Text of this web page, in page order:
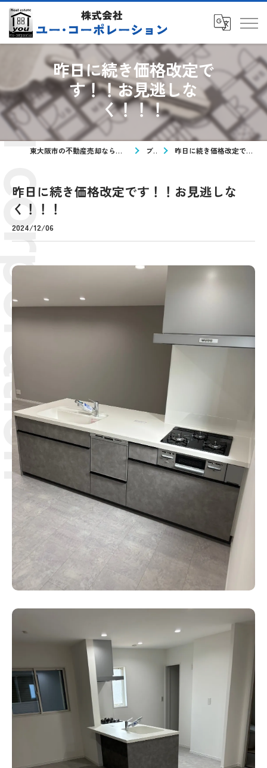
昨日に続き価格改定で
す！！お見逃しな
く！！！
東大阪市の不動産売却なら株式会社ユー・コーポレーション ブログ 昨日に続き価格改定です！！お見逃しなく！！！
昨日に続き価格改定です！！お見逃しな
く！！！
2024/12/06